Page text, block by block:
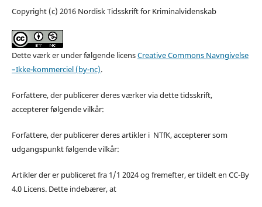
Copyright (c) 2016 Nordisk Tidsskrift for Kriminalvidenskab
Dette værk er under følgende licensCreative Commons Navngivelse
–Ikke-kommerciel (by-nc).
Forfattere, der publicerer deres værker via dette tidsskrift,
accepterer følgende vilkår:
Forfattere, der publicerer deres artikler i NTfK, accepterer som
udgangspunkt følgende vilkår:
Artikler der er publiceret fra 1/1 2024 og fremefter, er tildelt en CC-By
4.0 Licens. Dette indebærer, at